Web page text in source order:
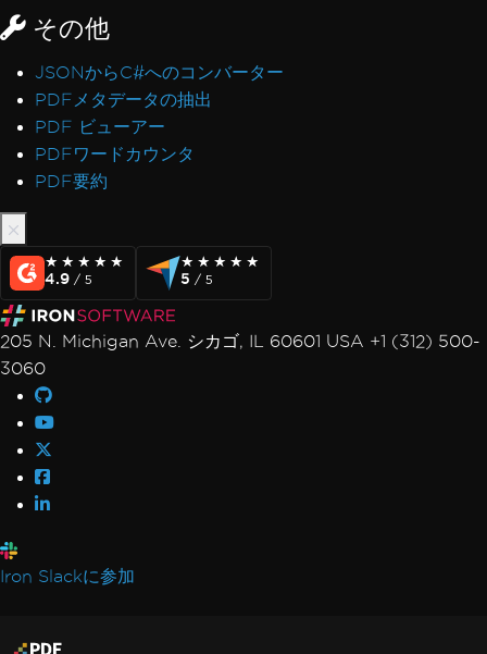
タイプ3としてのAdobeフォント
IronPdfEngine Dockerの出力
フォームフィールドのカスタムフォント
チャンク化されたヘッダーとフッター
macOS ARMでの孤立したCEFプロセス
Sophosシェルコード検出
Linuxでのデバッガーハング
へのアクセスが拒否されました
502 Bad Gateway
ライセンスサーバーへの接続を確立中にエラーが
発生しました
無効なCefExecuteProcessリターンコード0
その他
JSONからC#へのコンバーター
PDFメタデータの抽出
PDF ビューアー
PDFワードカウンタ
PDF要約
★★★★★
★★★★★
4.9 / 5
★★★★★
★★★★★
5 / 5
205 N. Michigan Ave. シカゴ, IL 60601 USA +1 (312) 500-
3060
Iron Slackに参加